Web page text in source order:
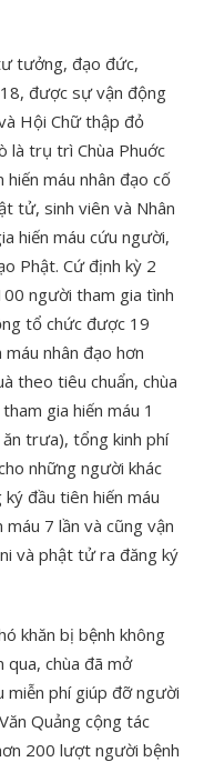
tưởng, đạo đức,
được sự vận động
Hội Chữ thập đỏ
là trụ trì Chùa Phuớc
máu nhân đạo cố
tử, sinh viên và Nhân
hiến máu cứu người,
Phật. Cứ định kỳ 2
người tham gia tình
tổ chức được 19
nhân đạo hơn
theo tiêu chuẩn, chùa
gia hiến máu 1
trưa), tổng kinh phí
những người khác
đầu tiên hiến máu
máu 7 lần và cũng vận
và phật tử ra đăng ký
khăn bị bệnh không
qua, chùa đã mở
miễn phí giúp đỡ người
Quảng cộng tác
200 lượt người bệnh